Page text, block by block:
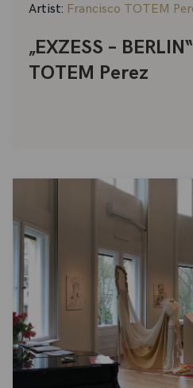
Artist: Francisco TOTEM
„EXZESS –
TOTEM Perez